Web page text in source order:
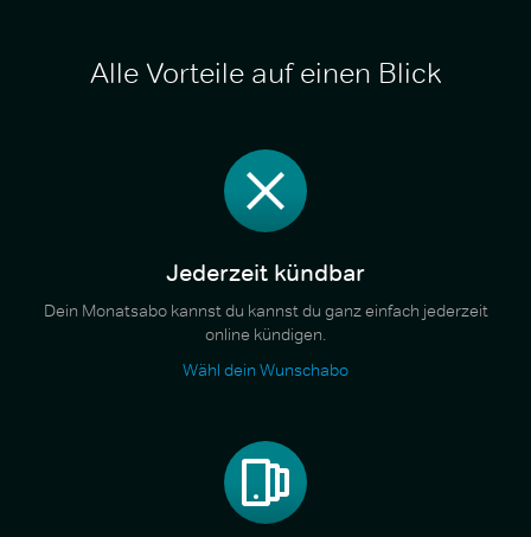
Alle Vorteile auf einen Blick
Jederzeit kündbar
Dein Monatsabo kannst du kannst du ganz einfach jederzeit
online kündigen.
Wähl dein Wunschabo